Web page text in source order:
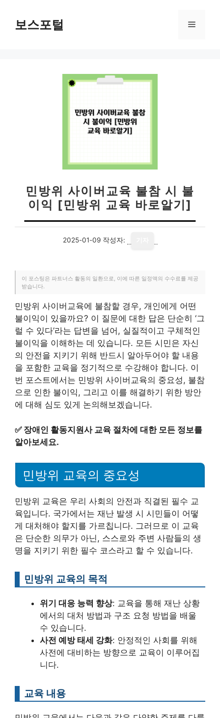
보스포털 메
민방위 사이버교육 불참 시 불
이익 [민방위 교육 바로알기]
2025-01-09 작성자:
이 포스팅은 파트너스 활동의 일환으로, 이에 따른 일정액의 수수료를 제공
받습니다.
민방위 사이버교육에 불참할 경우, 개인에게 어떤
불이익이 있을까요? 이 질문에 대한 답은 단순히 ‘그
럴 수 있다’라는 답변을 넘어, 실질적이고 구체적인
불이익을 이해하는 데 있습니다. 모든 시민은 자신
의 안전을 지키기 위해 반드시 알아두어야 할 내용
을 포함한 교육을 정기적으로 수강해야 합니다. 이
번 포스트에서는 민방위 사이버교육의 중요성, 불참
으로 인한 불이익, 그리고 이를 해결하기 위한 방안
에 대해 심도 있게 논의해보겠습니다.
✅ 장애인 활동지원사 교육 절차에 대한 모든 정보를
알아보세요.
민방위 교육의 중요성
민방위 교육은 우리 사회의 안전과 직결된 필수 교
육입니다. 국가에서는 재난 발생 시 시민들이 어떻
게 대처해야 할지를 가르칩니다. 그러므로 이 교육
은 단순한 의무가 아닌, 스스로와 주변 사람들의 생
명을 지키기 위한 필수 코스라고 할 수 있습니다.
민방위 교육의 목적
위기 대응 능력 향상: 교육을 통해 재난 상황
에서의 대처 방법과 구조 요청 방법을 배울
수 있습니다.
사전 예방 태세 강화: 안정적인 사회를 위해
사전에 대비하는 방향으로 교육이 이루어집
니다.
교육 내용